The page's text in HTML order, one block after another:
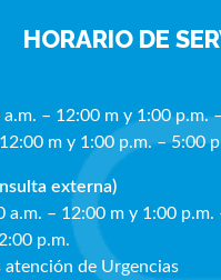
HORARIO DE
a.m. – 12:00 m y 1:00 p.m.
m y 1:00 p.m. – 5:00
externa)
a.m. – 12:00 m y 1:00 p.m.
p.m.
atención de Urgencias